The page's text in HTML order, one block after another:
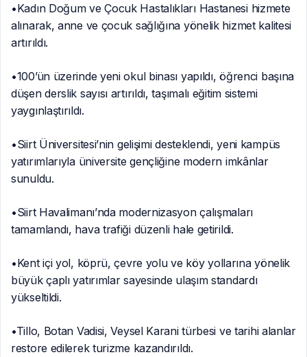
•Kadın Doğum ve Çocuk Hastalıkları Hastanesi hizmete
alınarak, anne ve çocuk sağlığına yönelik hizmet kalitesi
artırıldı.
•100’ün üzerinde yeni okul binası yapıldı, öğrenci başına
düşen derslik sayısı artırıldı, taşımalı eğitim sistemi
yaygınlaştırıldı.
•Siirt Üniversitesi’nin gelişimi desteklendi, yeni kampüs
yatırımlarıyla üniversite gençliğine modern imkânlar
sunuldu.
•Siirt Havalimanı’nda modernizasyon çalışmaları
tamamlandı, hava trafiği düzenli hale getirildi.
•Kent içi yol, köprü, çevre yolu ve köy yollarına yönelik
büyük çaplı yatırımlar sayesinde ulaşım standardı
yükseltildi.
•Tillo, Botan Vadisi, Veysel Karani türbesi ve tarihi alanlar
restore edilerek turizme kazandırıldı.